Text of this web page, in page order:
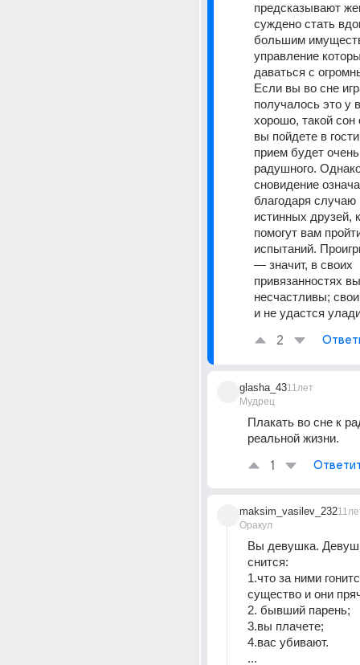
предсказывают
суждено стать
большим
управление
даваться с
Если вы во сне
получалось это у
хорошо, такой сон
вы пойдете в
прием будет
радушного.
сновидение
благодаря случаю
истинных друзей,
помогут вам
испытаний.
— значит, в своих
привязанностях
несчастливы;
и не удастся
2
glasha_43
Мудрец
11лет
Плакать во сне к
реальной жизни.
1
maksim_vasilev_232
Оракул
Вы девушка.
снится:
1.что за ними
существо и они
2. бывший парень;
3.вы плачете;
4.вас убивают.
...